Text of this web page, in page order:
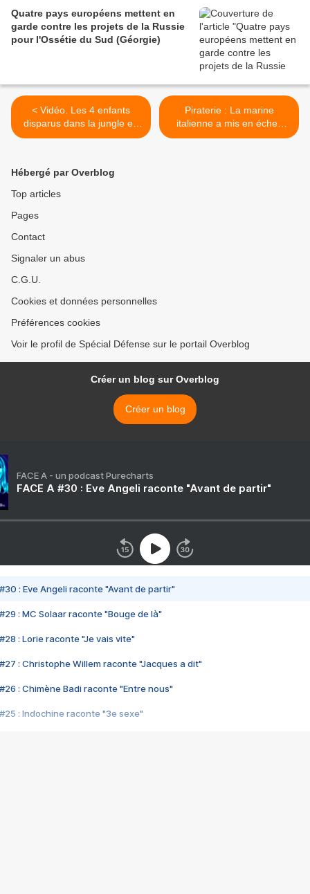
Quatre pays européens mettent en
garde contre les projets de la Russie
pour l'Ossétie du Sud (Géorgie)
< Vidéo. Les 4 enfants
disparus dans la jungle en
Colombie après un crash
Piraterie : La marine
italienne a mis en échec
une tentative de
Hébergé par Overblog
Top articles
Pages
Contact
Signaler un abus
C.G.U.
Cookies et données personnelles
Préférences cookies
Voir le profil de Spécial Défense sur le portail Overblog
Créer un blog sur Overblog
Créer un blog
FACE A - un podcast Purecharts
FACE A #30 : Eve Angeli raconte "Avant de partir"
#30 : Eve Angeli raconte "Avant de partir"
#29 : MC Solaar raconte "Bouge de là"
#28 : Lorie raconte "Je vais vite"
#27 : Christophe Willem raconte "Jacques a dit"
#26 : Chimène Badi raconte "Entre nous"
#25 : Indochine raconte "3e sexe"